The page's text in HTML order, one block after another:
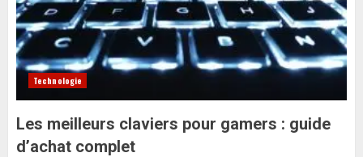
Technologie
Les meilleurs claviers pour gamers : guide
d’achat complet